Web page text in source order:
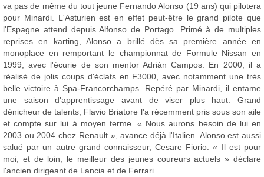
va pas de même du tout jeune Fernando Alonso (19 ans) qui pilotera
pour Minardi. L'Asturien est en effet peut-être le grand pilote que
l'Espagne attend depuis Alfonso de Portago. Primé à de multiples
reprises en karting, Alonso a brillé dès sa première année en
monoplace en remportant le championnat de Formule Nissan en
1999, avec l'écurie de son mentor Adrián Campos. En 2000, il a
réalisé de jolis coups d'éclats en F3000, avec notamment une très
belle victoire à Spa-Francorchamps. Repéré par Minardi, il entame
une saison d'apprentissage avant de viser plus haut. Grand
dénicheur de talents, Flavio Briatore l'a récemment pris sous son aile
et compte sur lui à moyen terme. « Nous aurons besoin de lui en
2003 ou 2004 chez Renault », avance déjà l'Italien. Alonso est aussi
salué par un autre grand connaisseur, Cesare Fiorio. « Il est pour
moi, et de loin, le meilleur des jeunes coureurs actuels » déclare
l'ancien dirigeant de Lancia et de Ferrari.